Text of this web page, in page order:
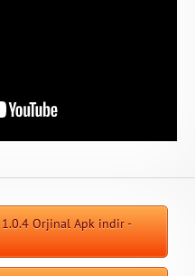
1.0.4 Orjinal Apk indir -